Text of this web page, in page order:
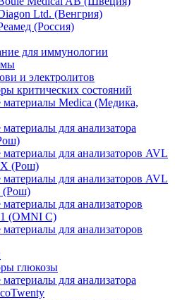
Ltd. (Венгрия)
(Россия)
для иммунологии
и электролитов
критических состояний
материалы Medica (Медика,
для анализатора
материалы для анализаторов AVL
(Рош)
материалы для анализаторов AVL
(Рош)
для анализаторов
(OMNI C)
для анализаторов
глюкозы
для анализатора